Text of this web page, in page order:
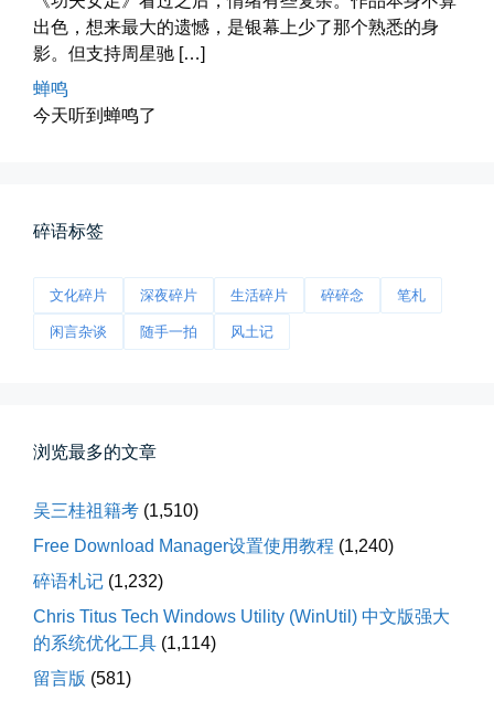
落雪音乐下载，最稳定音乐源（推...
📅 04-10 17:19 👤 Zairun
出色，想来最大的遗憾，是银幕上少了那个熟悉的身
影。但支持周星驰 […]
蝉鸣
今天听到蝉鸣了
碎语标签
文化碎片 深夜碎片 生活碎片 碎碎念 笔札
闲言杂谈 随手一拍 风土记
浏览最多的文章
吴三桂祖籍考 (1,510)
Free Download Manager设置使用教程 (1,240)
碎语札记 (1,232)
Chris Titus Tech Windows Utility (WinUtil) 中文版强大
的系统优化工具 (1,114)
留言版 (581)